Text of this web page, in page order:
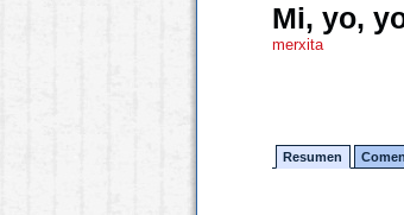
Mi, yo,
merxita
Resumen